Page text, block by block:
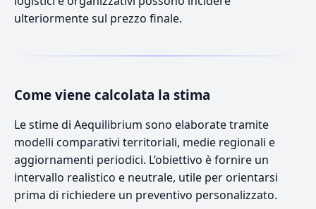
ulteriormente sul prezzo finale.
Come viene calcolata la stima
Le stime di Aequilibrium sono elaborate tramite
modelli comparativi territoriali, medie regionali e
aggiornamenti periodici. L’obiettivo è fornire un
intervallo realistico e neutrale, utile per orientarsi
prima di richiedere un preventivo personalizzato.